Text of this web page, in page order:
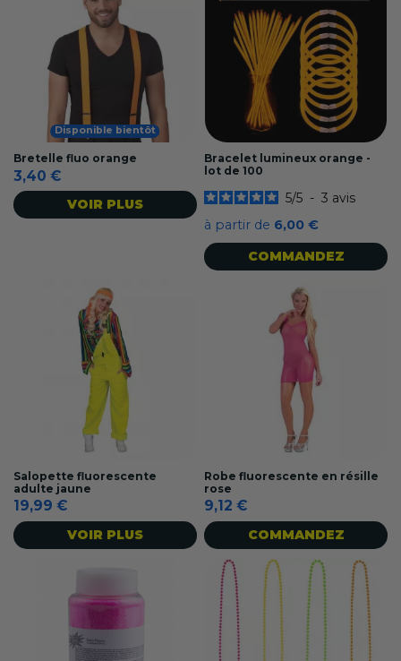
Disponible bientôt
Bretelle fluo orange
3,40 €
VOIR PLUS
Bracelet lumineux orange -
lot de 100
5/5 - 3 avis
à partir de 6,00 €
COMMANDEZ
Salopette fluorescente
adulte jaune
19,99 €
VOIR PLUS
Robe fluorescente en résille
rose
9,12 €
COMMANDEZ